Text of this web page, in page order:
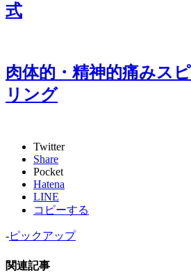
式
肉体的・精神的痛みス
リング
Twitter
Share
Pocket
Hatena
LINE
コピーする
-ピックアップ
関連記事